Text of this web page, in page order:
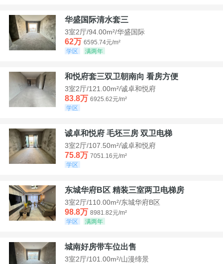
华盛国际清水套三
3室2厅/94.00m²/华盛国际
62万 6595.74元/m²
学区
满两年
和悦府套三双卫朝南向 看房方便
3室2厅/121.00m²/诚卓和悦府
83.8万 6925.62元/m²
学区
诚卓和悦府 毛坯三房 双卫电梯
3室2厅/107.50m²/诚卓和悦府
75.8万 7051.16元/m²
学区
东城华府B区 精装三室两卫电梯房
3室2厅/110.00m²/东城华府B区
98.8万 8981.82元/m²
学区
满两年
城南好房带车位出售
3室2厅/101.00m²/山漫缔景